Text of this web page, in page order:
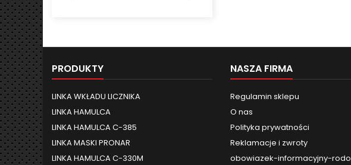
PRODUKTY
LINKA WKŁADU LICZNIKA
LINKA HAMULCA
LINKA HAMULCA C-385
LINKA MASKI PRONAR
LINKA HAMULCA C-330M
NASZA FIRMA
Regulamin sklepu
O nas
Polityka prywatności
Reklamacje i zwroty
obowiazek-informacyjny-rodo